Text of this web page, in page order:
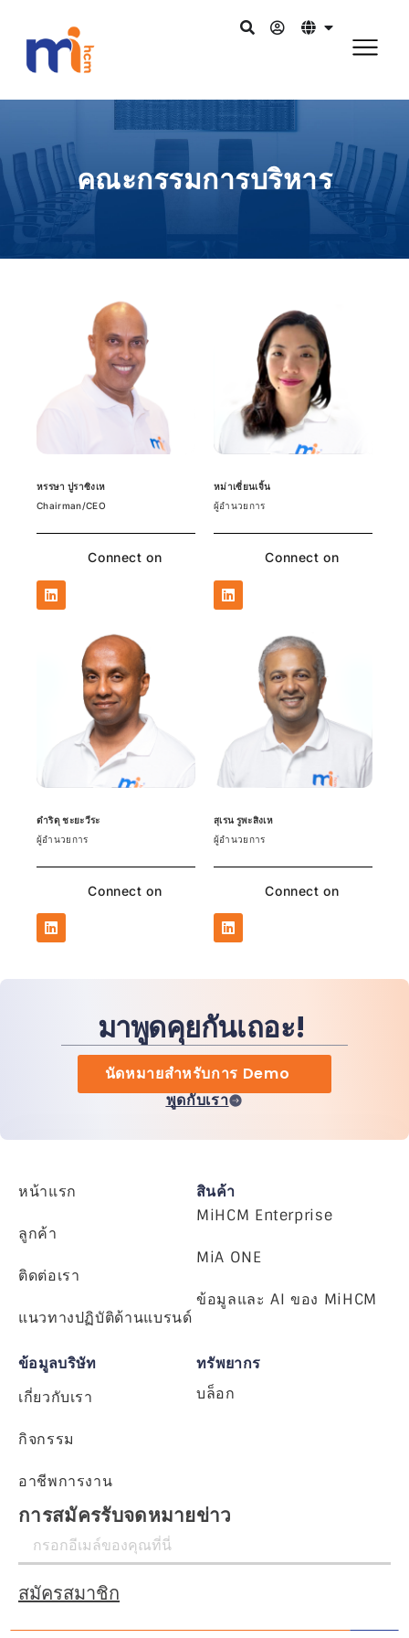
คณะกรรมการบริหาร
หรรษา ปูราซิงเห
Chairman/CEO
Connect on
หม่าเซี่ยนเจิ้น
ผู้อำนวยการ
Connect on
ดำริดุ ชะยะวีระ
ผู้อำนวยการ
Connect on
สุเรน รูพะสิงเห
ผู้อำนวยการ
Connect on
มาพูดคุยกันเถอะ!
นัดหมายสำหรับการ Demo
พูดกับเรา
หน้าแรก
ลูกค้า
ติดต่อเรา
แนวทางปฏิบัติด้านแบรนด์
สินค้า
MiHCM Enterprise
MiA ONE
ข้อมูลและ AI ของ MiHCM
ข้อมูลบริษัท
เกี่ยวกับเรา
กิจกรรม
อาชีพการงาน
ทรัพยากร
บล็อก
การสมัครรับจดหมายข่าว
สมัครสมาชิก